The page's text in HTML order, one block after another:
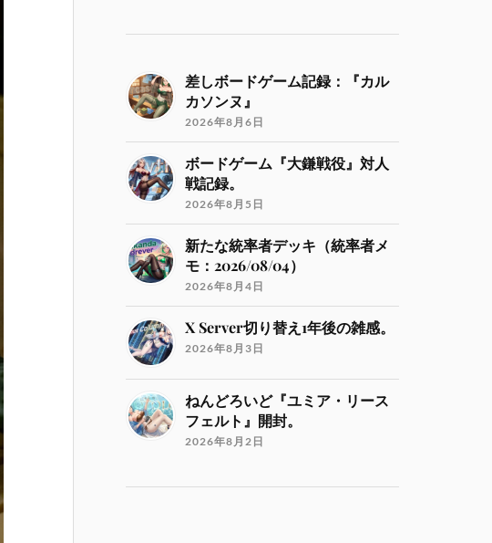
差しボードゲーム記録：『カル
カソンヌ』
2026年8月6日
ボードゲーム『大鎌戦役』対人
戦記録。
2026年8月5日
新たな統率者デッキ（統率者メ
モ：2026/08/04）
2026年8月4日
X Server切り替え1年後の雑感。
2026年8月3日
ねんどろいど『ユミア・リース
フェルト』開封。
2026年8月2日